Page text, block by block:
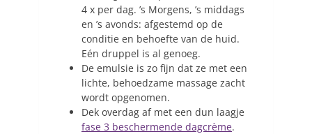
4 x per dag. ’s Morgens, ’s middags
en ’s avonds: afgestemd op de
conditie en behoefte van de huid.
Eén druppel is al genoeg.
De emulsie is zo fijn dat ze met een
lichte, behoedzame massage zacht
wordt opgenomen.
Dek overdag af met een dun laagje
fase 3 beschermende dagcrème.